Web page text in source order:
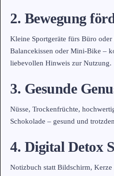
2. Bewegung
Kleine Sportgeräte fürs Büro
Balancekissen oder Mini-Bike –
liebevollen Hinweis zur Nutzung.
3. Gesunde
Nüsse, Trockenfrüchte,
Schokolade – gesund und
4. Digital Detox
Notizbuch statt Bildschirm, Kerze